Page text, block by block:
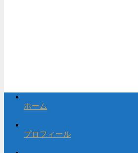
ホーム
プロフィール